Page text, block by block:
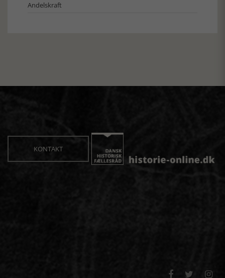
Andelskraft
KONTAKT
  